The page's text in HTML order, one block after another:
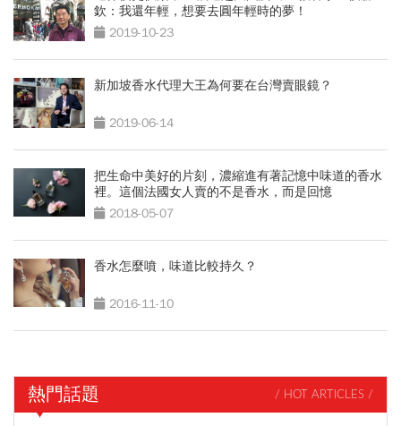
欽：我還年輕，想要去圓年輕時的夢！
2019-10-23
新加坡香水代理大王為何要在台灣賣眼鏡？
2019-06-14
把生命中美好的片刻，濃縮進有著記憶中味道的香水
裡。這個法國女人賣的不是香水，而是回憶
2018-05-07
香水怎麼噴，味道比較持久？
2016-11-10
熱門話題 / HOT ARTICLES /